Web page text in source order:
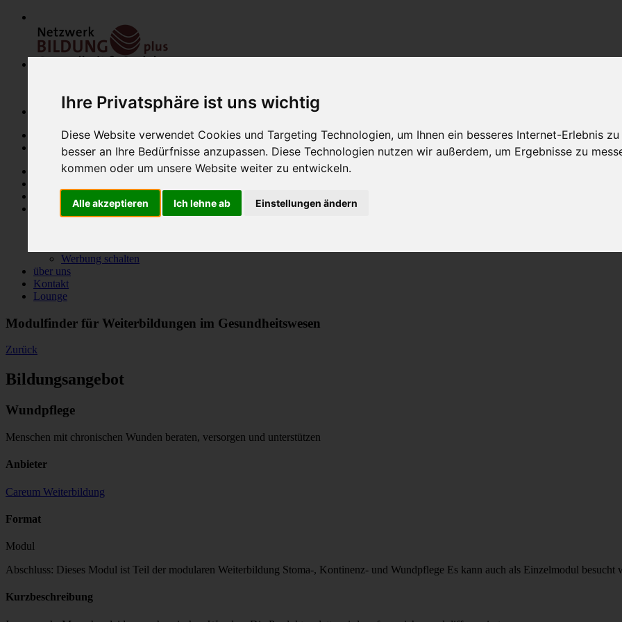
Ihre Privatsphäre ist uns wichtig
Diese Website verwendet Cookies und Targeting Technologien, um Ihnen ein besseres Internet-Erlebnis
besser an Ihre Bedürfnisse anzupassen. Diese Technologien nutzen wir außerdem, um Ergebnisse zu
kommen oder um unsere Website weiter zu entwickeln.
Alle akzeptieren Ich lehne ab Einstellungen ändern
Netzwerk
Bildungsanbieter
Werbung schalten
über uns
Kontakt
Lounge
Modulfinder für Weiterbildungen im Gesundheitswesen
Zurück
Bildungsangebot
Wundpflege
Menschen mit chronischen Wunden beraten, versorgen und unterstützen
Anbieter
Careum Weiterbildung
Format
Modul
Abschluss: Dieses Modul ist Teil der modularen Weiterbildung Stoma-, Kontinenz- und Wundpflege Es kann auch als Einzelmodul besucht
Kurzbeschreibung